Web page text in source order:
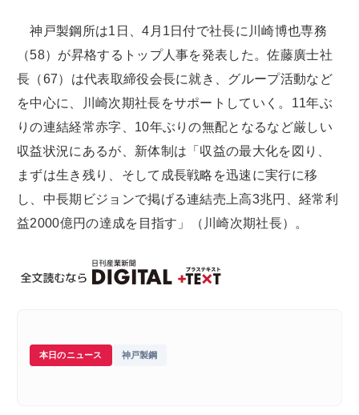
神戸製鋼所は1日、4月1日付で社長に川崎博也専務
（58）が昇格するトップ人事を発表した。佐藤廣士社
長（67）は代表取締役会長に就き、グループ活動など
を中心に、川崎次期社長をサポートしていく。11年ぶ
りの連結経常赤字、10年ぶりの無配となるなど厳しい
収益状況にあるが、新体制は「収益の最大化を図り、
まずは生き残り、そして成長戦略を迅速に実行に移
し、中長期ビジョンで掲げる連結売上高3兆円、経常利
益2000億円の達成を目指す」（川崎次期社長）。
本日のニュース 神戸製鋼